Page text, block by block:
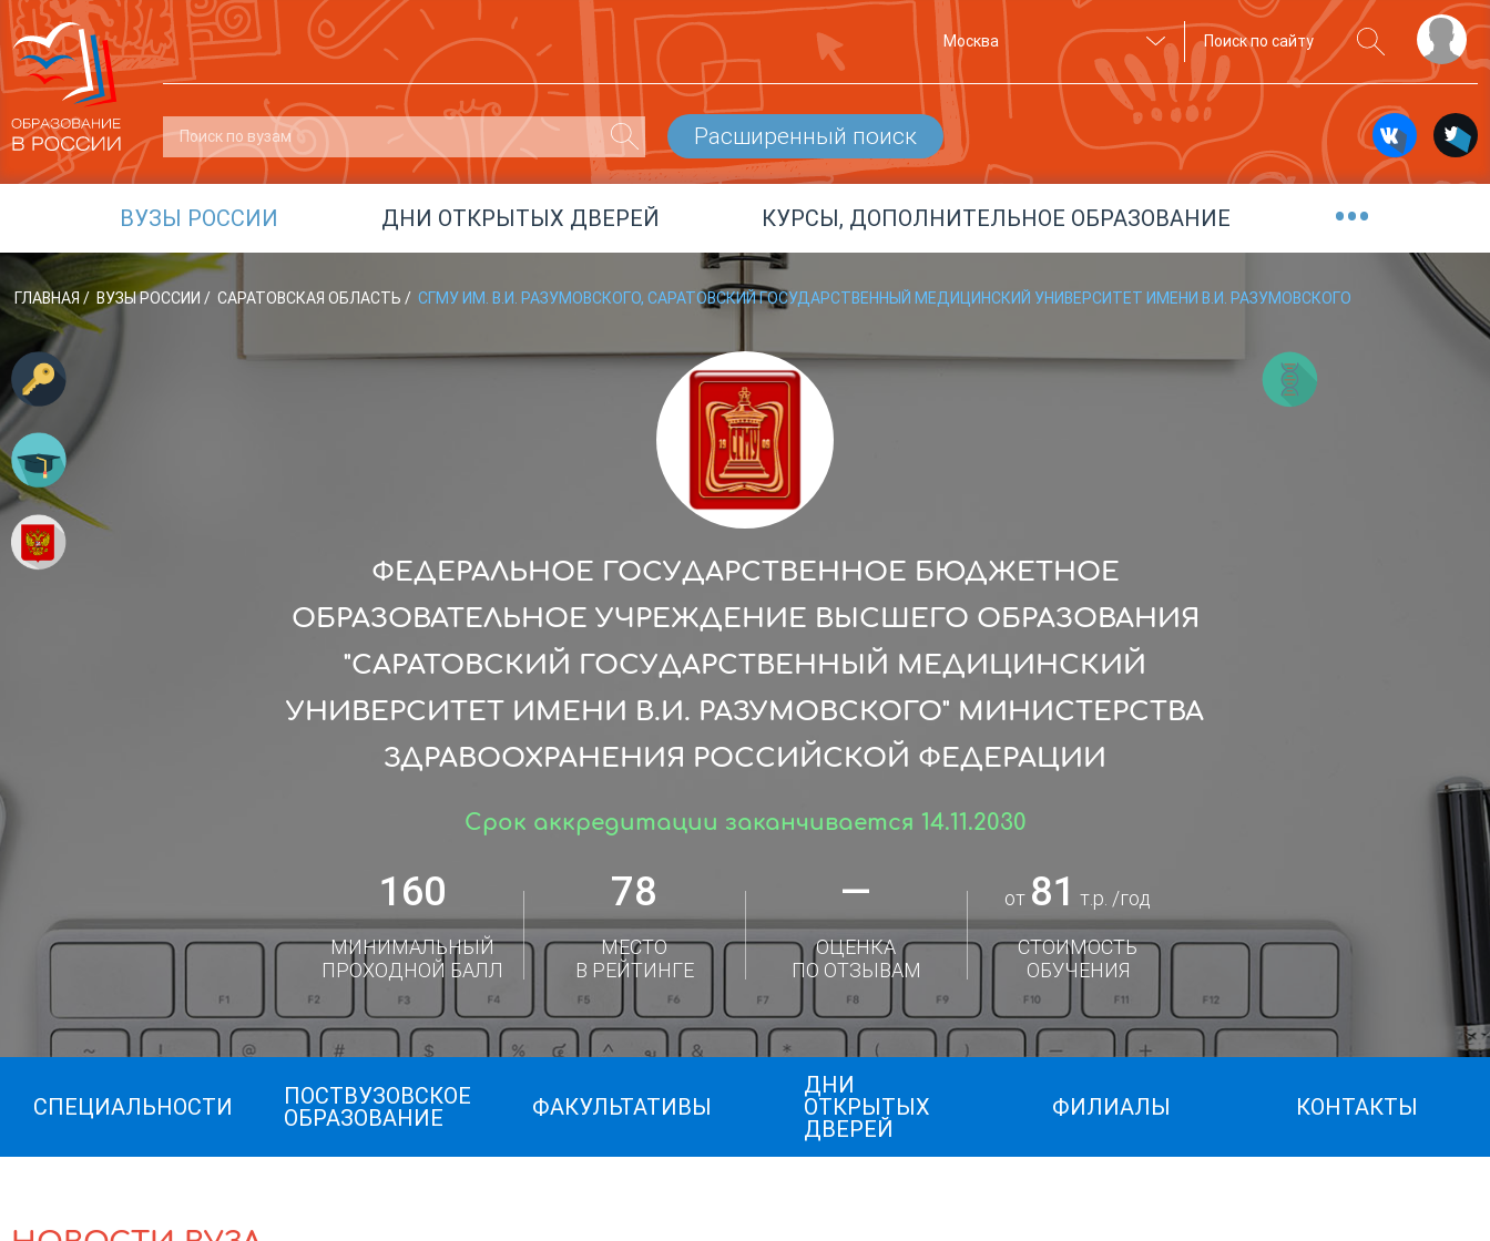
Москва
Расширенный поиск
ВУЗЫ РОССИИ ДНИ ОТКРЫТЫХ ДВЕРЕЙ КУРСЫ, ДОПОЛНИТЕЛЬНОЕ ОБРАЗОВАНИЕ •••
ГЛАВНАЯ / ВУЗЫ РОССИИ / САРАТОВСКАЯ ОБЛАСТЬ / СГМУ ИМ. В.И. РАЗУМОВСКОГО, САРАТОВСКИЙ ГОСУДАРСТВЕННЫЙ МЕДИЦИНСКИЙ УНИВЕРСИТЕТ ИМЕНИ В.И. РАЗУМОВСКОГО
ФЕДЕРАЛЬНОЕ ГОСУДАРСТВЕННОЕ БЮДЖЕТНОЕ
ОБРАЗОВАТЕЛЬНОЕ УЧРЕЖДЕНИЕ ВЫСШЕГО ОБРАЗОВАНИЯ
"САРАТОВСКИЙ ГОСУДАРСТВЕННЫЙ МЕДИЦИНСКИЙ
УНИВЕРСИТЕТ ИМЕНИ В.И. РАЗУМОВСКОГО" МИНИСТЕРСТВА
ЗДРАВООХРАНЕНИЯ РОССИЙСКОЙ ФЕДЕРАЦИИ
Срок аккредитации заканчивается 14.11.2030
160
МИНИМАЛЬНЫЙ
ПРОХОДНОЙ БАЛЛ
78
МЕСТО
В РЕЙТИНГЕ
—
ОЦЕНКА
ПО ОТЗЫВАМ
от 81 т.р. /год
СТОИМОСТЬ
ОБУЧЕНИЯ
СПЕЦИАЛЬНОСТИ
ПОСТВУЗОВСКОЕ
ОБРАЗОВАНИЕ
ФАКУЛЬТАТИВЫ
ДНИ
ОТКРЫТЫХ
ДВЕРЕЙ
ФИЛИАЛЫ КОНТАКТЫ